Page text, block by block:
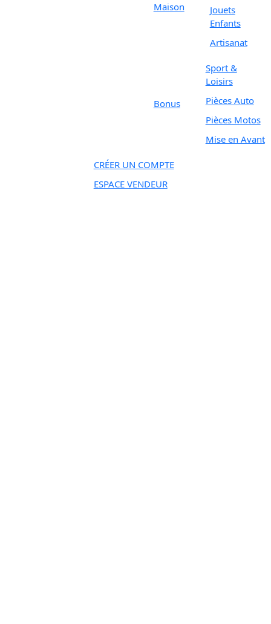
Maison
Jouets
Enfants
Artisanat
Bonus
Sport &
Loisirs
Pièces Auto
Pièces Motos
Mise en Avant
CRÉER UN COMPTE
ESPACE VENDEUR